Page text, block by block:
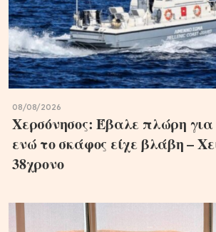
08/08/2026
Χερσόνησος: Έβαλε πλώρη για
ενώ το σκάφος είχε βλάβη –
38χρονο